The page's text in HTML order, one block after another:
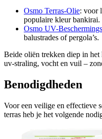
Osmo Terras-Olie: voor
populaire kleur bankirai.
Osmo UV-
balustrades of pergola’s.
Beide oliën trekken diep in het
uv-straling, vocht en vuil –
Benodigdheden
Voor een veilige en effectieve
terras heb je het volgende